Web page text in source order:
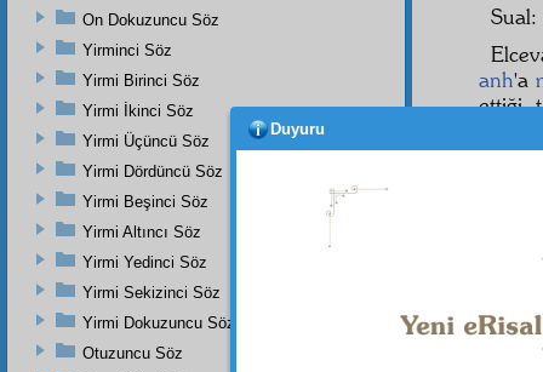
Sual:
anh'a
ettiği
On Dokuzuncu Söz
Yirminci Söz
Yirmi Birinci Söz
Yirmi İkinci Söz
Yirmi Üçüncü Söz
Yirmi Dördüncü Söz
Yirmi Beşinci Söz
Yirmi Altıncı Söz
Yirmi Yedinci Söz
Yirmi Sekizinci Söz
Yirmi Dokuzuncu Söz
Otuzuncu Söz
Duyuru